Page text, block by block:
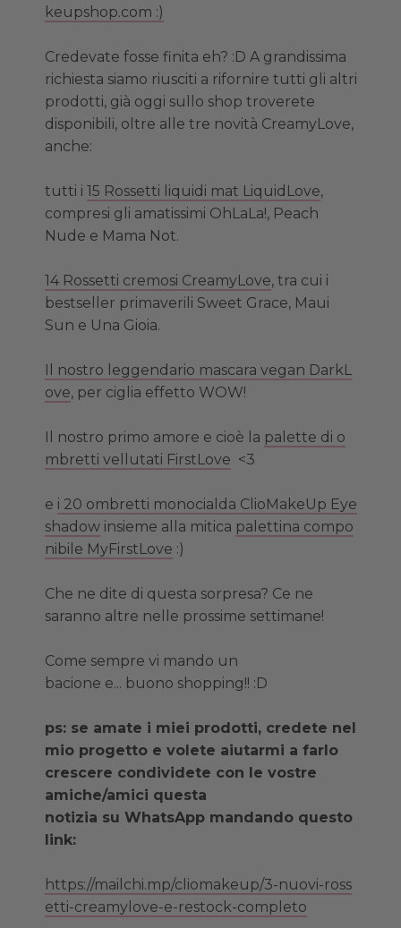
keupshop.com :)
Credevate fosse finita eh? :D A grandissima
richiesta siamo riusciti a rifornire tutti gli altri
prodotti, già oggi sullo shop troverete
disponibili, oltre alle tre novità CreamyLove,
anche:
tutti i 15 Rossetti liquidi mat LiquidLove,
compresi gli amatissimi OhLaLa!, Peach
Nude e Mama Not.
14 Rossetti cremosi CreamyLove, tra cui i
bestseller primaverili Sweet Grace, Maui
Sun e Una Gioia.
Il nostro leggendario mascara vegan DarkL
ove, per ciglia effetto WOW!
Il nostro primo amore e cioè la palette di o
mbretti vellutati FirstLove <3
e i 20 ombretti monocialda ClioMakeUp Eye
shadowinsieme alla mitica palettina compo
nibile MyFirstLove :)
Che ne dite di questa sorpresa? Ce ne
saranno altre nelle prossime settimane!
Come sempre vi mando un
bacione e... buono shopping!! :D
ps: se amate i miei prodotti, credete nel
mio progetto e volete aiutarmi a farlo
crescere condividete con le vostre
amiche/amici questa
notizia su WhatsApp mandando questo
link:
https://mailchi.mp/cliomakeup/3-nuovi-ross
etti-creamylove-e-restock-completo